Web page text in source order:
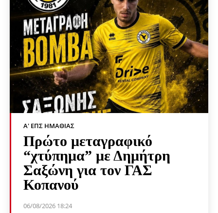
Α' ΕΠΣ ΗΜΑΘΊΑΣ
Πρώτο μεταγραφικό
“χτύπημα” με Δημήτρη
Σαξώνη για τον ΓΑΣ
Κοπανού
06/08/2026 18:24